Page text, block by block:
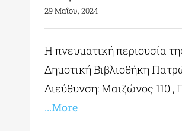
29 Μαΐου, 2024
Η πνευματική περιουσία
Δημοτική Βιβλιοθήκη
Διεύθυνση: Μαιζώνος 110 ,
...More